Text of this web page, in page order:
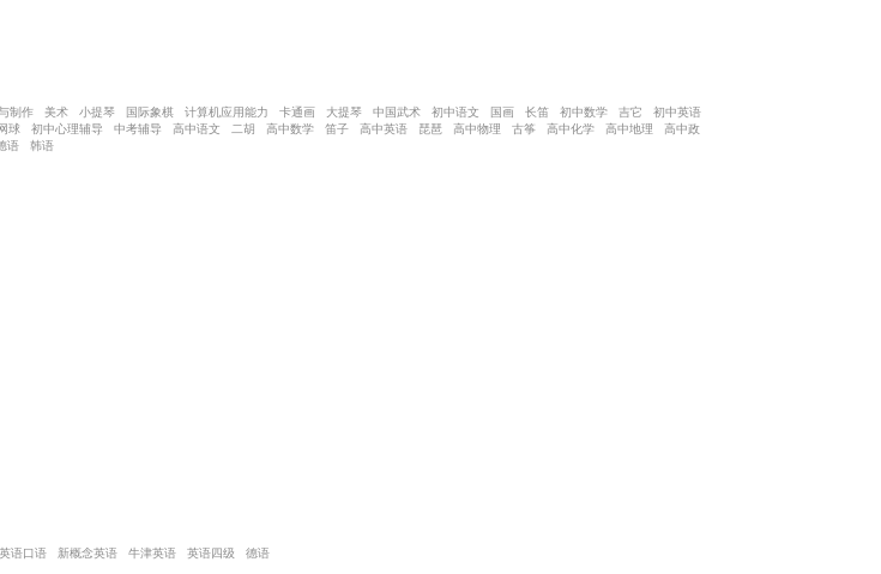
作 美术 小提琴 国际象棋 计算机应用能力 卡通画 大提琴 中国武术 初中语文 国画 长笛 初中数学 吉它 初中英语
初中心理辅导 中考辅导 高中语文 二胡 高中数学 笛子 高中英语 琵琶 高中物理 古筝 高中化学 高中地理 高中政
语 韩语
语口语 新概念英语 牛津英语 英语四级 德语